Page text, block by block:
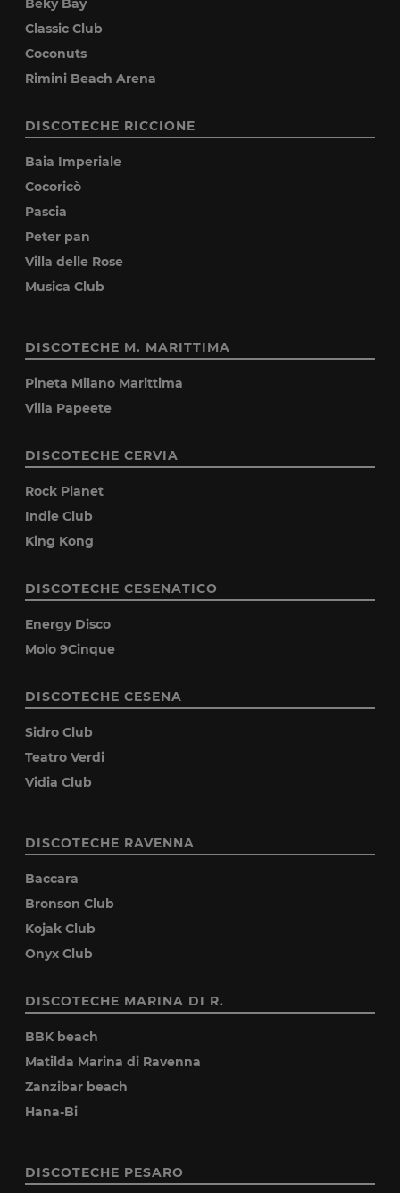
Beky Bay
Classic Club
Coconuts
Rimini Beach Arena
DISCOTECHE RICCIONE
Baia Imperiale
Cocoricò
Pascia
Peter pan
Villa delle Rose
Musica Club
DISCOTECHE M. MARITTIMA
Pineta Milano Marittima
Villa Papeete
DISCOTECHE CERVIA
Rock Planet
Indie Club
King Kong
DISCOTECHE CESENATICO
Energy Disco
Molo 9Cinque
DISCOTECHE CESENA
Sidro Club
Teatro Verdi
Vidia Club
DISCOTECHE RAVENNA
Baccara
Bronson Club
Kojak Club
Onyx Club
DISCOTECHE MARINA DI R.
BBK beach
Matilda Marina di Ravenna
Zanzibar beach
Hana-Bi
DISCOTECHE PESARO